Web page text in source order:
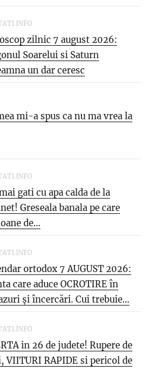
zilnic 7 august 2026:
Soarelui si Saturn
un dar ceresc
mi-a spus ca nu ma vrea la
gati cu apa calda de la
Greseala banala pe care
de...
ortodox 7 AUGUST 2026:
care aduce OCROTIRE în
și încercări. Cui trebuie...
in 26 de judete! Rupere de
VIITURI RAPIDE si pericol de